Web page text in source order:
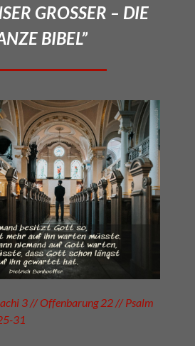
GROSSER – DIE
BIBEL”
3 // Offenbarung 22 // Psalm
31